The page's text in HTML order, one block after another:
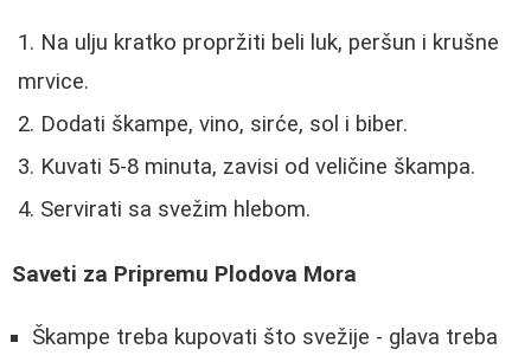
Na ulju kratko propržiti beli luk, peršun i krušne
mrvice.
Dodati škampe, vino, sirće, sol i biber.
Kuvati 5-8 minuta, zavisi od veličine škampa.
Servirati sa svežim hlebom.
Saveti za Pripremu Plodova Mora
Škampe treba kupovati što svežije - glava treba